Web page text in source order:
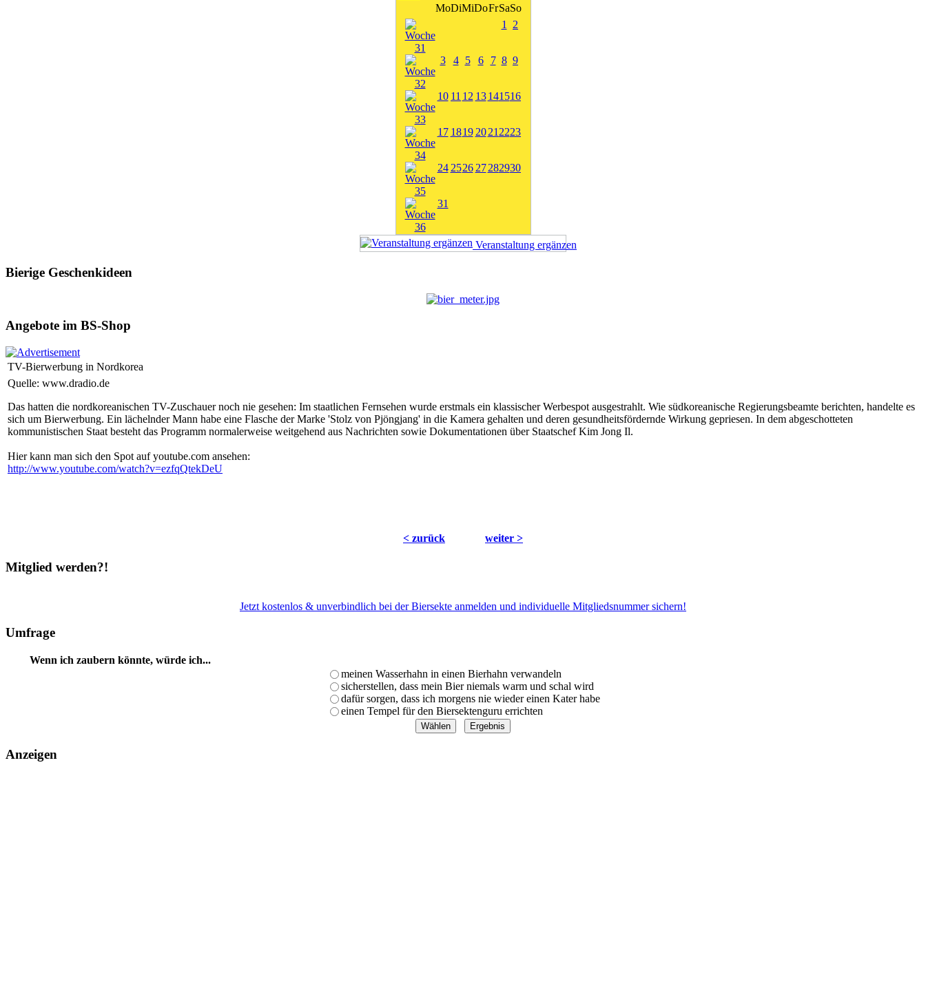
MoDiMiDoFrSaSo
1
2
3 4 5 6 7 8 9
10 11 12 13 141516
17 1819 20 21 2223
24 2526 27 282930
31
Veranstaltung ergänzen
Bierige Geschenkideen
Angebote im BS-Shop
TV-Bierwerbung in Nordkorea
Quelle: www.dradio.de
Das hatten die nordkoreanischen TV-Zuschauer noch nie gesehen: Im staatlichen Fernsehen wurde erstmals ein klassischer Werbespot ausgestrahlt. Wie südkoreanische Regierungsbeamte berichten, handelte es
sich um Bierwerbung. Ein lächelnder Mann habe eine Flasche der Marke 'Stolz von Pjöngjang' in die Kamera gehalten und deren gesundheitsfördernde Wirkung gepriesen. In dem abgeschotteten
kommunistischen Staat besteht das Programm normalerweise weitgehend aus Nachrichten sowie Dokumentationen über Staatschef Kim Jong Il.
Hier kann man sich den Spot auf youtube.com ansehen:
http://www.youtube.com/watch?v=ezfqQtekDeU
< zurück weiter >
Mitglied werden?!
Jetzt kostenlos & unverbindlich bei der Biersekte anmelden und individuelle Mitgliedsnummer sichern!
Umfrage
Wenn ich zaubern könnte, würde ich...
meinen Wasserhahn in einen Bierhahn verwandeln
sicherstellen, dass mein Bier niemals warm und schal wird
dafür sorgen, dass ich morgens nie wieder einen Kater habe
einen Tempel für den Biersektenguru errichten
Anzeigen